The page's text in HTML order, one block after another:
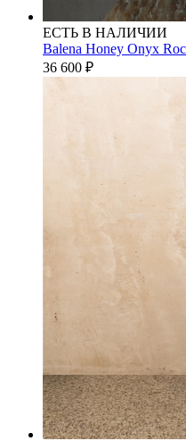
ЕСТЬ В НАЛИЧИИ
Balena Honey Onyx
36 600 ₽